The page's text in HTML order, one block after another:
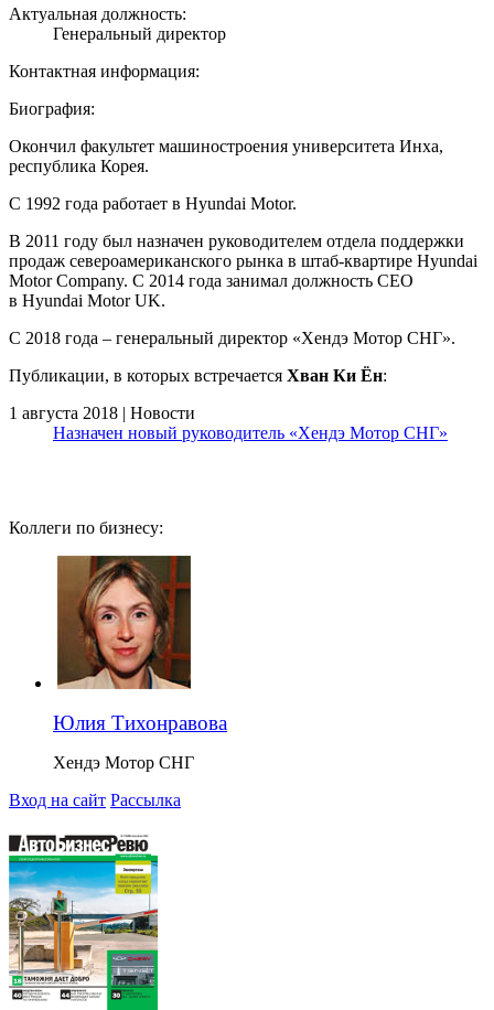
Актуальная должность:
Генеральный директор
Контактная информация:
Биография:
Окончил факультет машиностроения университета Инха,
республика Корея.
С 1992 года работает в Hyundai Motor.
В 2011 году был назначен руководителем отдела поддержки
продаж североамериканского рынка в штаб-квартире Hyundai
Motor Company. С 2014 года занимал должность CEO
в Hyundai Motor UK.
С 2018 года – генеральный директор «Хендэ Мотор СНГ».
Публикации, в которых встречается Хван Ки Ён:
1 августа 2018 | Новости
Назначен новый руководитель «Хендэ Мотор СНГ»
Коллеги по бизнесу:
Юлия Тихонравова
Хендэ Мотор СНГ
Вход на сайт Рассылка